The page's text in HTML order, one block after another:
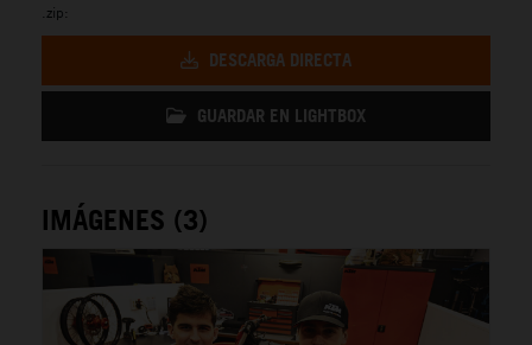
.zip:
DESCARGA DIRECTA
GUARDAR EN LIGHTBOX
IMÁGENES (3)